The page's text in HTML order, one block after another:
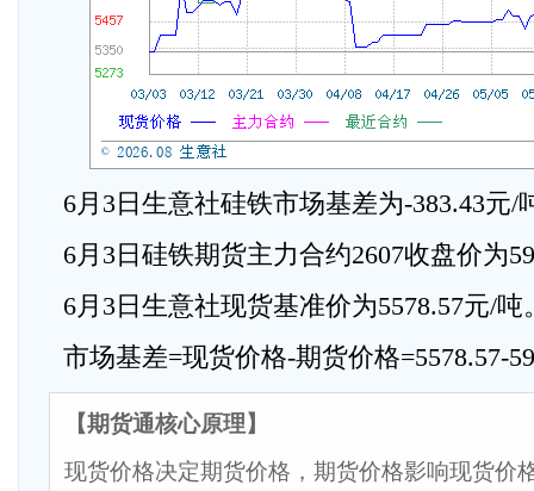
6月3日生意社硅铁市场基差为-383.43元/
6月3日硅铁期货主力合约2607收盘价为
6月3日生意社现货基准价为5578.57元/吨
市场基差=现货价格-期货价格=5578.57-
【期货通核心原理】
现货价格决定期货价格，期货价格影响现货价